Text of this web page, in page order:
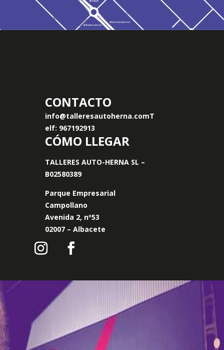
CONTACTO
info@talleresautoherna.comT
elf: 967192913
CÓMO LLEGAR
TALLERES AUTO-HERNA SL –
B02580389
Parque Empresarial
Campollano
Avenida 2, nº53
02007 – Albacete